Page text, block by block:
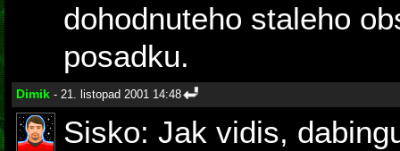
dohodnuteho staleho
posadku.
Dimik - 21. listopad 2001 14:48
Sisko: Jak vidis,